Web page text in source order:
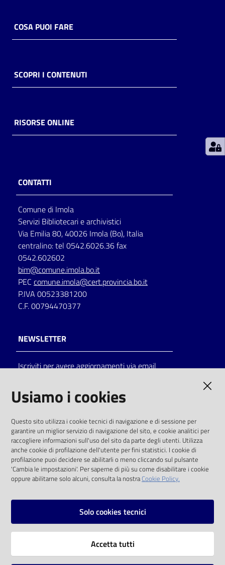
Casa
Archivio
storico
Patto
Seguici
su
on line
Eventi
Chiedi al
bibliotecario
Avvisi
Orari
COSA PUOI FARE
SCOPRI I CONTENUTI
RISORSE ONLINE
CONTATTI
Comune di Imola
Servizi Bibliotecari e archivistici
Via Emilia 80, 40026 Imola (Bo), Italia
centralino: tel 0542.6026.36 fax
0542.602602
bim@comune.imola.bo.it
PEC comune.imola@cert.provincia.bo.it
P.IVA 00523381200
C.F. 00794470377
NEWSLETTER
Iscriviti per avere aggiornamenti via email
solo alle condizioni previste dalla direttiva
comunitaria 2003/98/CE e dal d.lgs. 36/2006
SOCIAL
Instagram
Vai alla pagina
Usiamo i cookies
Questo sito utilizza i cookie tecnici di navigazione e di sessione per
garantire un miglior servizio di navigazione del sito, e cookie analitici per
raccogliere informazioni sull'uso del sito da parte degli utenti. Utilizza
anche cookie di profilazione dell'utente per fini statistici. I cookie di
profilazione puoi decidere se abilitarli o meno cliccando sul pulsante
'Cambia le impostazioni'. Per saperne di più su come disabilitare i cookie
oppure abilitarne solo alcuni, consulta la nostraCookie Policy.
Solo cookies tecnici
Accetta tutti